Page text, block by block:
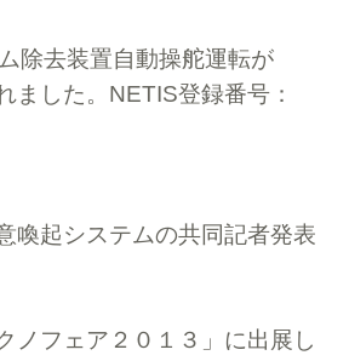
除去装置自動操舵運転が
ました。NETIS登録番号：
喚起システムの共同記者発表
ノフェア２０１３」に出展し